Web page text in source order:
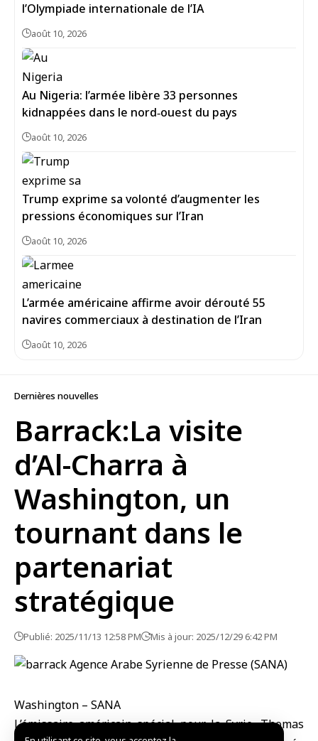
l’Olympiade internationale de l’IA
août 10, 2026
Au Nigeria: l’armée libère 33 personnes
kidnappées dans le nord‑ouest du pays
août 10, 2026
Trump exprime sa volonté d’augmenter les
pressions économiques sur l’Iran
août 10, 2026
L’armée américaine affirme avoir dérouté 55
navires commerciaux à destination de l’Iran
août 10, 2026
Dernières nouvelles
Barrack:La visite
d’Al-Charra à
Washington, un
tournant dans le
partenariat
stratégique
Publié: 2025/11/13 12:58 PM Mis à jour: 2025/12/29 6:42 PM
Washington – SANA
L’émissaire américain spécial pour la Syrie,Thomas